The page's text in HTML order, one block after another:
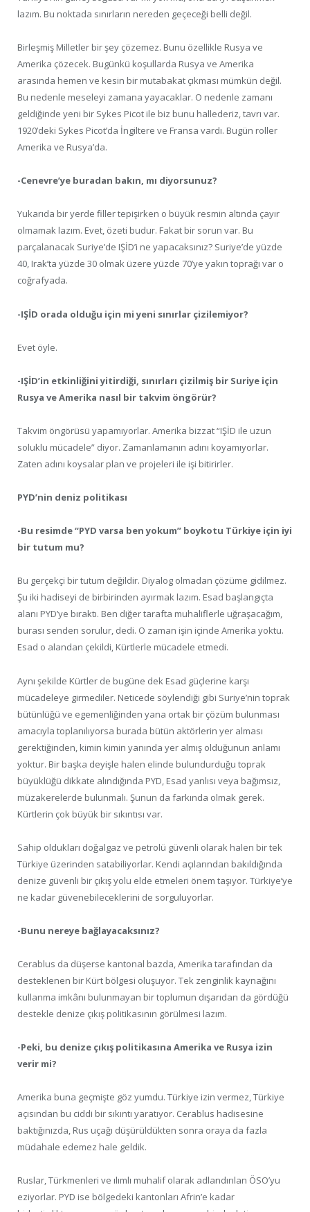
lazım. Bu noktada sınırların nereden geçeceği belli değil.
Birleşmiş Milletler bir şey çözemez. Bunu özellikle Rusya ve
Amerika çözecek. Bugünkü koşullarda Rusya ve Amerika
arasında hemen ve kesin bir mutabakat çıkması mümkün değil.
Bu nedenle meseleyi zamana yayacaklar. O nedenle zamanı
geldiğinde yeni bir Sykes Picot ile biz bunu hallederiz, tavrı var.
1920’deki Sykes Picot’da İngiltere ve Fransa vardı. Bugün roller
Amerika ve Rusya’da.
-Cenevre’ye buradan bakın, mı diyorsunuz?
Yukarıda bir yerde filler tepişirken o büyük resmin altında çayır
olmamak lazım. Evet, özeti budur. Fakat bir sorun var. Bu
parçalanacak Suriye’de IŞİD’i ne yapacaksınız? Suriye’de yüzde
40, Irak’ta yüzde 30 olmak üzere yüzde 70’ye yakın toprağı var o
coğrafyada.
-IŞİD orada olduğu için mi yeni sınırlar çizilemiyor?
Evet öyle.
-IŞİD’in etkinliğini yitirdiği, sınırları çizilmiş bir Suriye için
Rusya ve Amerika nasıl bir takvim öngörür?
Takvim öngörüsü yapamıyorlar. Amerika bizzat “IŞİD ile uzun
soluklu mücadele” diyor. Zamanlamanın adını koyamıyorlar.
Zaten adını koysalar plan ve projeleri ile işi bitirirler.
PYD’nin deniz politikası
-Bu resimde “PYD varsa ben yokum” boykotu Türkiye için iyi
bir tutum mu?
Bu gerçekçi bir tutum değildir. Diyalog olmadan çözüme gidilmez.
Şu iki hadiseyi de birbirinden ayırmak lazım. Esad başlangıçta
alanı PYD’ye bıraktı. Ben diğer tarafta muhaliflerle uğraşacağım,
burası senden sorulur, dedi. O zaman işin içinde Amerika yoktu.
Esad o alandan çekildi, Kürtlerle mücadele etmedi.
Aynı şekilde Kürtler de bugüne dek Esad güçlerine karşı
mücadeleye girmediler. Neticede söylendiği gibi Suriye’nin toprak
bütünlüğü ve egemenliğinden yana ortak bir çözüm bulunması
amacıyla toplanılıyorsa burada bütün aktörlerin yer alması
gerektiğinden, kimin kimin yanında yer almış olduğunun anlamı
yoktur. Bir başka deyişle halen elinde bulundurduğu toprak
büyüklüğü dikkate alındığında PYD, Esad yanlısı veya bağımsız,
müzakerelerde bulunmalı. Şunun da farkında olmak gerek.
Kürtlerin çok büyük bir sıkıntısı var.
Sahip oldukları doğalgaz ve petrolü güvenli olarak halen bir tek
Türkiye üzerinden satabiliyorlar. Kendi açılarından bakıldığında
denize güvenli bir çıkış yolu elde etmeleri önem taşıyor. Türkiye’ye
ne kadar güvenebileceklerini de sorguluyorlar.
-Bunu nereye bağlayacaksınız?
Cerablus da düşerse kantonal bazda, Amerika tarafından da
desteklenen bir Kürt bölgesi oluşuyor. Tek zenginlik kaynağını
kullanma imkânı bulunmayan bir toplumun dışarıdan da gördüğü
destekle denize çıkış politikasının görülmesi lazım.
-Peki, bu denize çıkış politikasına Amerika ve Rusya izin
verir mi?
Amerika buna geçmişte göz yumdu. Türkiye izin vermez, Türkiye
açısından bu ciddi bir sıkıntı yaratıyor. Cerablus hadisesine
baktığınızda, Rus uçağı düşürüldükten sonra oraya da fazla
müdahale edemez hale geldik.
Ruslar, Türkmenleri ve ılımlı muhalif olarak adlandırılan ÖSO’yu
eziyorlar. PYD ise bölgedeki kantonları Afrin’e kadar